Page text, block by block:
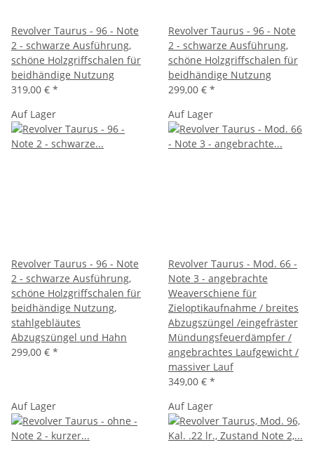
Revolver Taurus - 96 - Note
2 - schwarze Ausführung,
schöne Holzgriffschalen für
beidhändige Nutzung
319,00 € *
Revolver Taurus - 96 - Note
2 - schwarze Ausführung,
schöne Holzgriffschalen für
beidhändige Nutzung
299,00 € *
Auf Lager
Revolver Taurus - 96 - Note
2 - schwarze Ausführung,
schöne Holzgriffschalen für
beidhändige Nutzung,
stahlgebläutes
Abzugszüngel und Hahn
299,00 € *
Auf Lager
Revolver Taurus - Mod. 66 -
Note 3 - angebrachte
Weaverschiene für
Zieloptikaufnahme / breites
Abzugszüngel /eingefräster
Mündungsfeuerdämpfer /
angebrachtes Laufgewicht /
massiver Lauf
349,00 € *
Auf Lager
Auf Lager